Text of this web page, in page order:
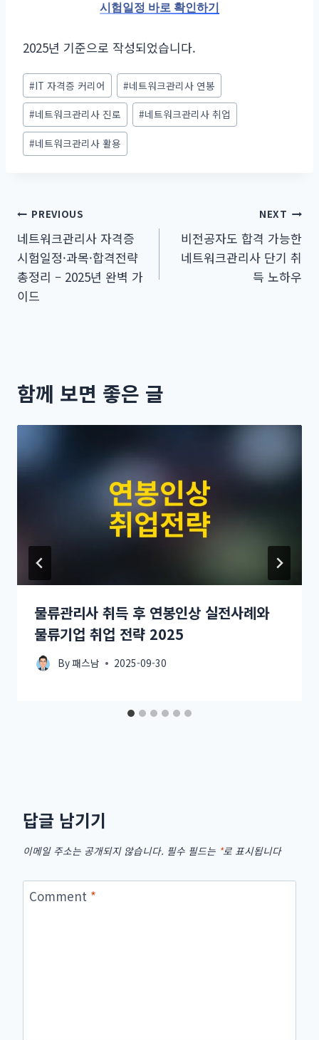
시험일정 바로 확인하기
2025년 기준으로 작성되었습니다.
Post
Tags:
#IT 자격증 커리어 #네트워크관리사 연봉
#네트워크관리사 진로 #네트워크관리사 취업
#네트워크관리사 활용
글
탐
색
PREVIOUS
네트워크관리사 자격증
시험일정·과목·합격전략
총정리 – 2025년 완벽 가
이드
NEXT
비전공자도 합격 가능한
네트워크관리사 단기 취
득 노하우
함께 보면 좋은 글
물류관리사 취득 후 연봉인상 실전사례와
물류기업 취업 전략 2025
By패스남 2025-09-30
답글 남기기
이메일 주소는 공개되지 않습니다. 필수 필드는 *로 표시됩니다
Comment *